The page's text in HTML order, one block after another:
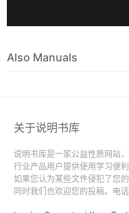
Also Manuals
关于说明书库
说明书库是一家公益性质网站
行业产品用户提供使用学习便
如果您认为某些文件侵犯了您
同时我们也欢迎您的投稿。电